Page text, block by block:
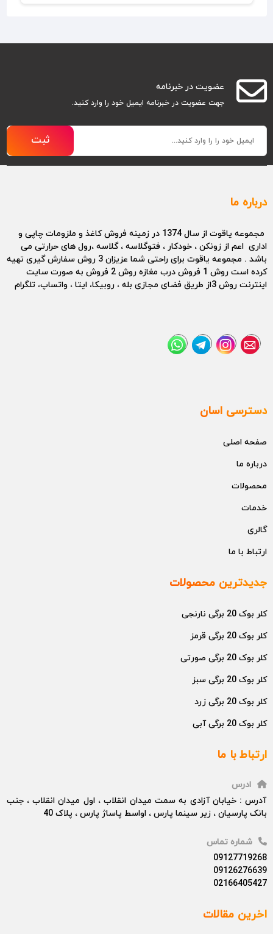
عضویت در خبرنامه
جهت عضویت در خبرنامه ایمیل خود را وارد کنید.
ثبت
درباره ما
مجموعه یاقوت از سال 1374 در زمینه فروش کاغذ و ملزومات چاپی و
اداری اعم از زونکن ، خودکار ، فتوگلاسه ، گلاسه ،رول های حرارتی می
باشد . مجموعه یاقوت برای راحتی شما عزیزان 3 روش سفارش گیری تهیه
کرده است روش 1 فروش درب مغازه روش 2 فروش به صورت سایت
اینترنت روش 3از طریق فضای مجازی بله ، روبیکا، ایتا ، واتساپ، تلگرام
دسترسی اسان
صفحه اصلی
درباره ما
محصولات
خدمات
گالری
ارتباط با ما
جدیدترین محصولات
کلر بوک 20 برگی نارنجی
کلر بوک 20 برگی قرمز
کلر بوک 20 برگی صورتی
کلر بوک 20 برگی سبز
کلر بوک 20 برگی زرد
کلر بوک 20 برگی آبی
ارتباط با ما
ادرس
آدرس : خیابان آزادی به سمت میدان انقلاب ، اول میدان انقلاب ، جنب
بانک پارسیان ، زیر سینما پارس ، اواسط پاساژ پارس ، پلاک 40
شماره تماس
09127719268
09126276639
02166405427
اخرین مقالات